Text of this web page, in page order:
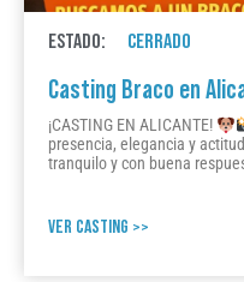
ESTADO: CERRADO
Casting Braco en
¡CASTING EN ALICANTE!
presencia, elegancia y
tranquilo y con buena
VER CASTING >>